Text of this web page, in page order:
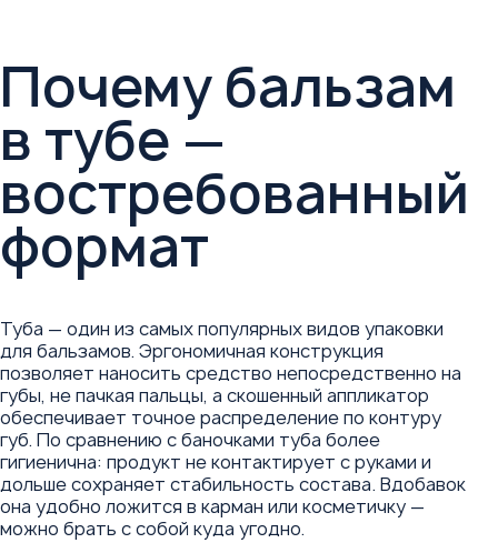
Почему бальзам
в тубе —
востребованный
формат
Туба — один из самых популярных видов упаковки
для бальзамов. Эргономичная конструкция
позволяет наносить средство непосредственно на
губы, не пачкая пальцы, а скошенный аппликатор
обеспечивает точное распределение по контуру
губ. По сравнению с баночками туба более
гигиенична: продукт не контактирует с руками и
дольше сохраняет стабильность состава. Вдобавок
она удобно ложится в карман или косметичку —
можно брать с собой куда угодно.